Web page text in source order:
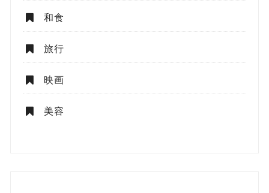
和食
旅行
映画
美容